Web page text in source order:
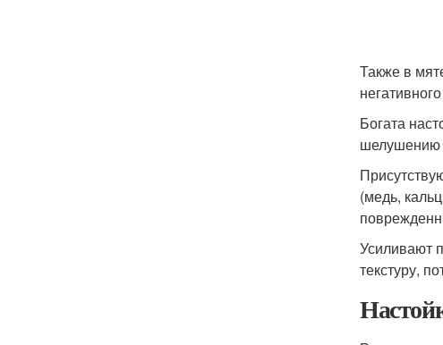
Также в
Богата
шелушению
(медь,
Усиливают
текстуру,